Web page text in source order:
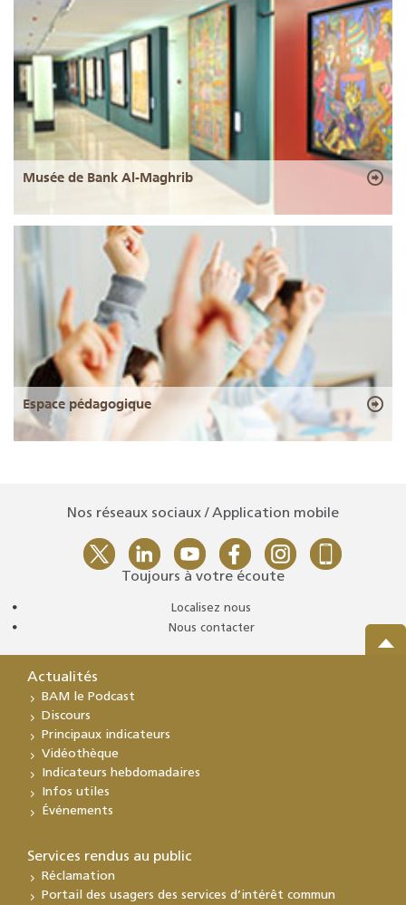
Musée de Bank Al-Maghrib
Espace pédagogique
Nos réseaux sociaux / Application mobile
Toujours à votre écoute
Localisez nous
Nous contacter
Actualités
BAM le Podcast
Discours
Principaux indicateurs
Vidéothèque
Indicateurs hebdomadaires
Infos utiles
Événements
Services rendus au public
Réclamation
Portail des usagers des services d’intérêt commun